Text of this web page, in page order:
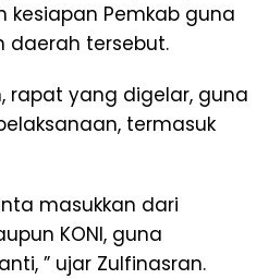
kesiapan Pemkab guna
daerah tersebut.
rapat yang digelar, guna
termasuk
masukkan dari
KONI, guna
” ujar Zulfinasran.